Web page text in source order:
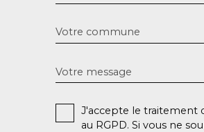
Votre commune
Votre message
J'accepte le traitement
au RGPD. Si vous ne